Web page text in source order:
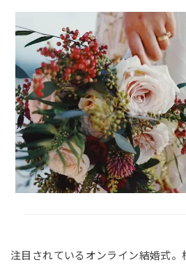
注目されているオンライン結婚式。